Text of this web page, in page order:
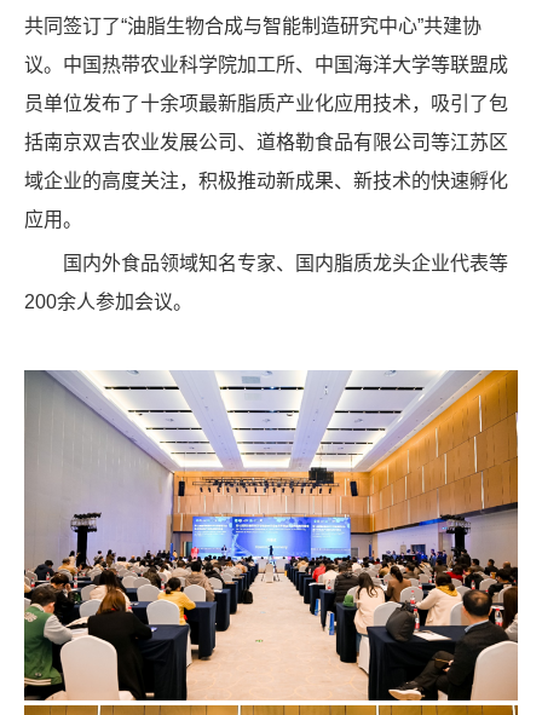
共同签订了“油脂生物合成与智能制造研究中心”共建协
议。中国热带农业科学院加工所、中国海洋大学等联盟成
员单位发布了十余项最新脂质产业化应用技术，吸引了包
括南京双吉农业发展公司、道格勒食品有限公司等江苏区
域企业的高度关注，积极推动新成果、新技术的快速孵化
应用。
国内外食品领域知名专家、国内脂质龙头企业代表等
200余人参加会议。